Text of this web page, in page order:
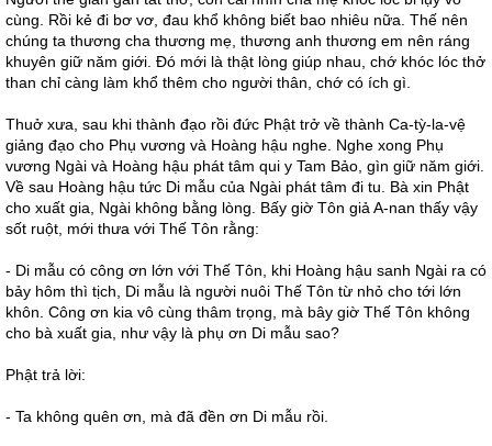
cùng. Rồi kẻ đi bơ vơ, đau khổ không biết bao nhiêu nữa. Thế nên
chúng ta thương cha thương mẹ, thương anh thương em nên ráng
khuyên giữ năm giới. Đó mới là thật lòng giúp nhau, chớ khóc lóc thở
than chỉ càng làm khổ thêm cho người thân, chớ có ích gì.
Thuở xưa, sau khi thành đạo rồi đức Phật trở về thành Ca-tỳ-la-vệ
giảng đạo cho Phụ vương và Hoàng hậu nghe. Nghe xong Phụ
vương Ngài và Hoàng hậu phát tâm qui y Tam Bảo, gìn giữ năm giới.
Về sau Hoàng hậu tức Di mẫu của Ngài phát tâm đi tu. Bà xin Phật
cho xuất gia, Ngài không bằng lòng. Bấy giờ Tôn giả A-nan thấy vậy
sốt ruột, mới thưa với Thế Tôn rằng:
- Di mẫu có công ơn lớn với Thế Tôn, khi Hoàng hậu sanh Ngài ra có
bảy hôm thì tịch, Di mẫu là người nuôi Thế Tôn từ nhỏ cho tới lớn
khôn. Công ơn kia vô cùng thâm trọng, mà bây giờ Thế Tôn không
cho bà xuất gia, như vậy là phụ ơn Di mẫu sao?
Phật trả lời:
- Ta không quên ơn, mà đã đền ơn Di mẫu rồi.